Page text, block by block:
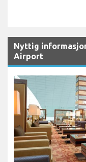
Nyttig
Airport